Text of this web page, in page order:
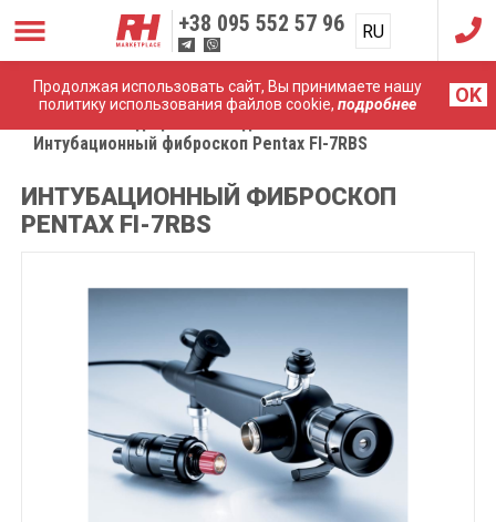
Продолжая использовать сайт, Вы принимаете нашу
политику использования файлов cookie, подробнее OK
+38 095 552 57 96 RU
UA
Интубационный фиброскоп Pentax FI-7RBS
ИНТУБАЦИОННЫЙ ФИБРОСКОП
PENTAX FI-7RBS